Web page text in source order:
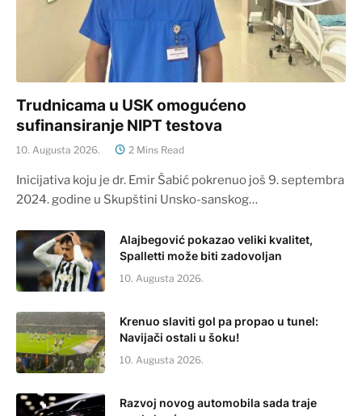
Trudnicama u USK omogućeno
sufinansiranje NIPT testova
10. Augusta 2026. 2 Mins Read
Inicijativa koju je dr. Emir Šabić pokrenuo još 9. septembra
2024. godine u Skupštini Unsko-sanskog…
Alajbegović pokazao veliki kvalitet,
Spalletti može biti zadovoljan
10. Augusta 2026.
Krenuo slaviti gol pa propao u tunel:
Navijači ostali u šoku!
10. Augusta 2026.
Razvoj novog automobila sada traje